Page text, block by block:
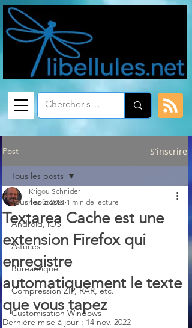
Post S'inscrire
Tous les posts
Android, iOS
Astuces
Bureautique
Compression ZIP, RAR, etc.
Customisation Windows
Tous les posts
Textarea Cache est une
extension Firefox qui
enregistre
automatiquement le texte
que vous tapez
Krigou Schnider
4 août 2021 1 min de lecture
Dernière mise à jour : 14 nov. 2022